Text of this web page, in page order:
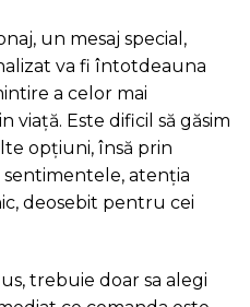
un mesaj special,
va fi întotdeauna
a celor mai
Este dificil să găsim
opțiuni, însă prin
atenția
deosebit pentru cei
trebuie doar sa alegi